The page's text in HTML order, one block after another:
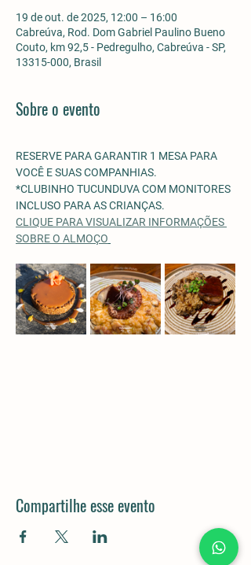
19 de out. de 2025, 12:00 – 16:00
Cabreúva, Rod. Dom Gabriel Paulino Bueno
Couto, km 92,5 - Pedregulho, Cabreúva - SP,
13315-000, Brasil
Sobre o evento
RESERVE PARA GARANTIR 1 MESA PARA
VOCÊ E SUAS COMPANHIAS.
*CLUBINHO TUCUNDUVA COM MONITORES
INCLUSO PARA AS CRIANÇAS.
CLIQUE PARA VISUALIZAR INFORMAÇÕES
SOBRE O ALMOÇO
Compartilhe esse evento